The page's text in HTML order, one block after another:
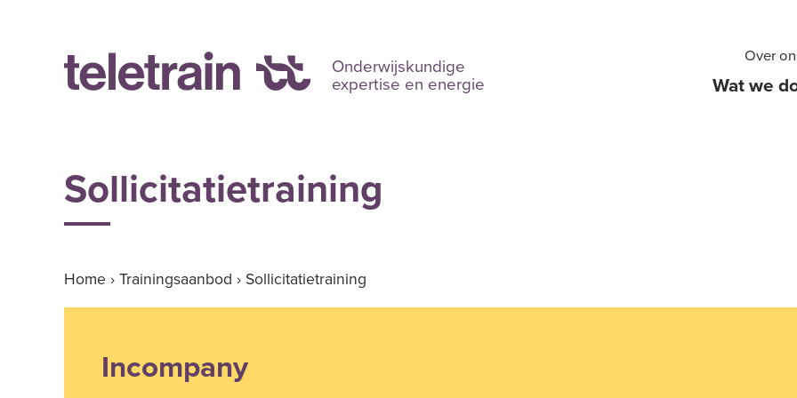
Onderwijskundige
expertise en energie
Over
Over
Wat we
Sollicitatietraining
Home › Trainingsaanbod › Sollicitatietraining
Incompany